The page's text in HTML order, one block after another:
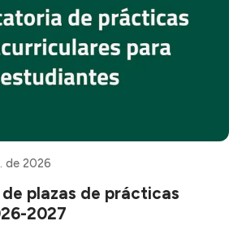
de 2026
plazas de prácticas
2027